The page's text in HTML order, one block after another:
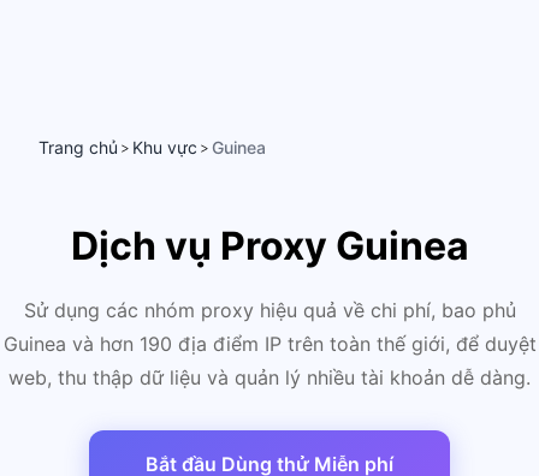
Trang chủ > Khu vực > Guinea
Dịch vụ Proxy Guinea
Sử dụng các nhóm proxy hiệu quả về chi phí, bao phủ
Guinea và hơn 190 địa điểm IP trên toàn thế giới, để duyệt
web, thu thập dữ liệu và quản lý nhiều tài khoản dễ dàng.
Bắt đầu Dùng thử Miễn phí